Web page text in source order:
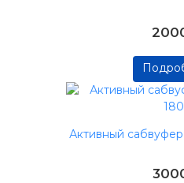
Активный сабвуфер